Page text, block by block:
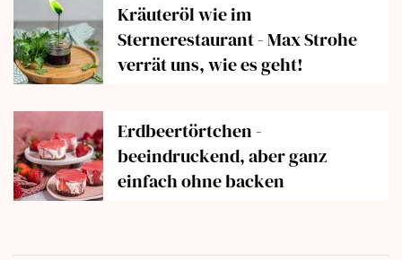
Kräuteröl wie im
Sternerestaurant - Max Strohe
verrät uns, wie es geht!
Erdbeertörtchen -
beeindruckend, aber ganz
einfach ohne backen